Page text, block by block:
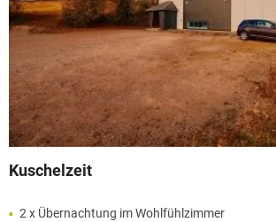
Kuschelzeit
2 x Übernachtung im Wohlfühlzimmer